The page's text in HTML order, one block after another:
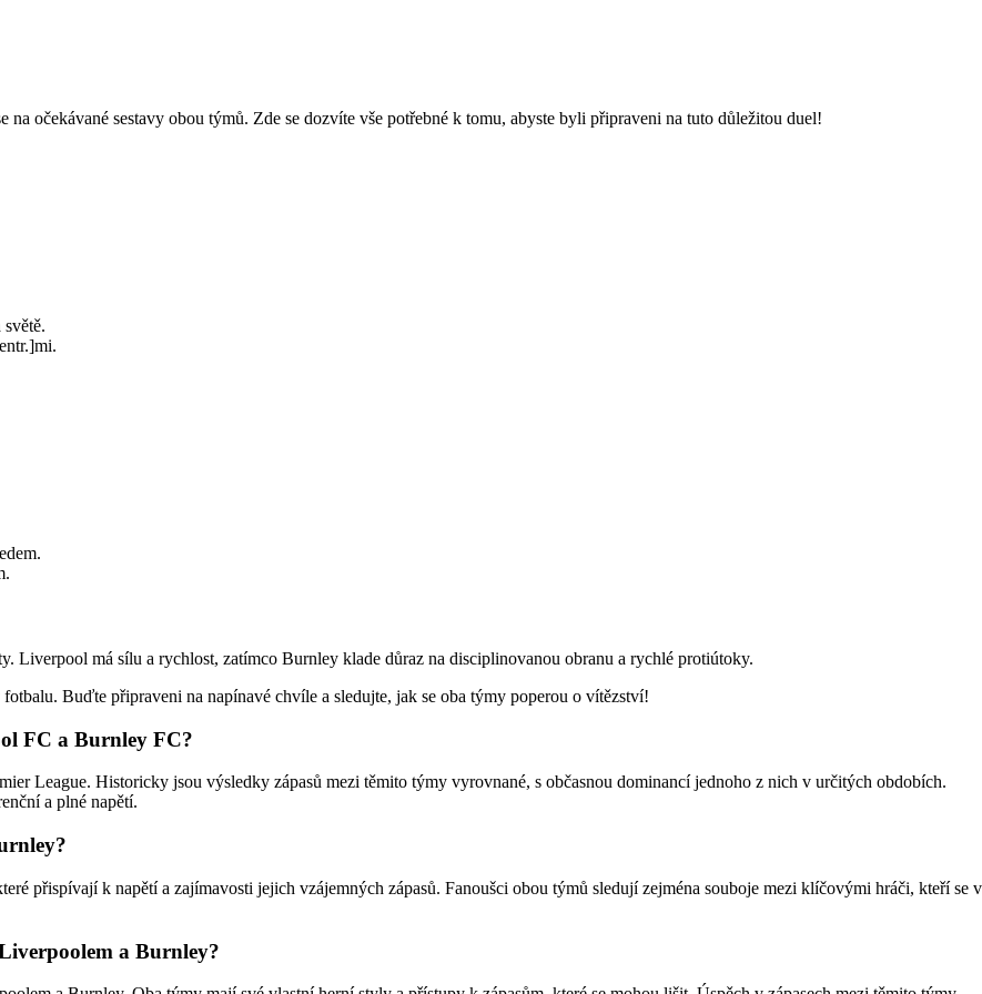
očekávané sestavy obou týmů. Zde se dozvíte vše potřebné k tomu, abyste byli připraveni na tuto důležitou duel!
Liverpool má sílu a rychlost, zatímco Burnley klade důraz na disciplinovanou obranu a rychlé protiútoky.
Buďte připraveni na napínavé chvíle a sledujte, jak se oba týmy poperou o vítězství!
FC a Burnley FC?
League. Historicky jsou výsledky zápasů mezi těmito týmy vyrovnané, s občasnou dominancí jednoho z nich v určitých obdobích.
a plné napětí.
přispívají k napětí a zajímavosti jejich vzájemných zápasů. Fanoušci obou týmů sledují zejména souboje mezi klíčovými hráči, kteří se v
a Burnley?